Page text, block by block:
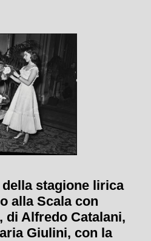
Giulini
stagione lirica
alla Scala con
di Alfredo Catalani,
Giulini, con la